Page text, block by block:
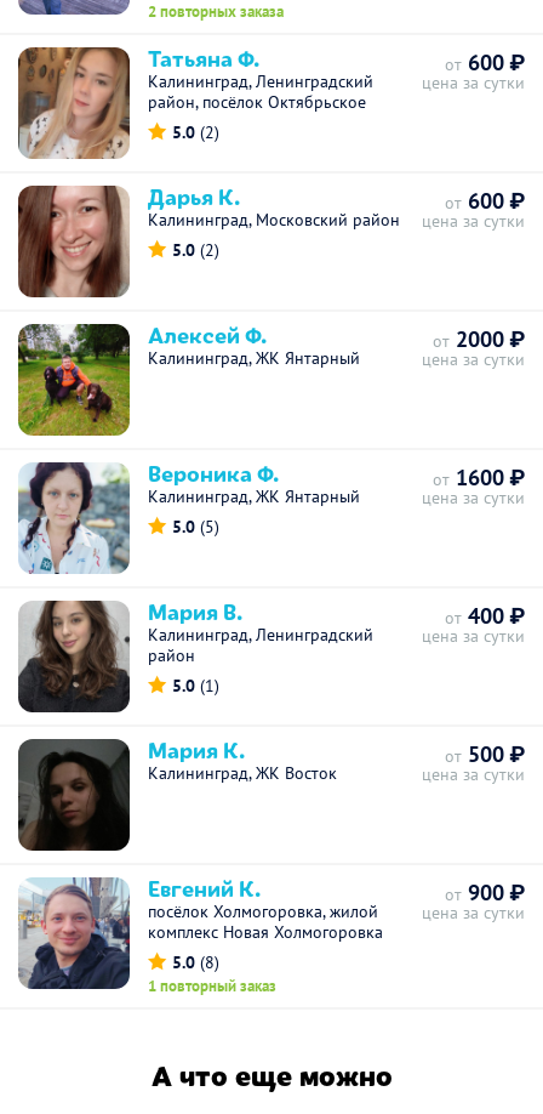
2 повторных заказа
Татьяна Ф.
Калининград, Ленинградский
район, посёлок Октябрьское
5.0 (2)
от 600 ₽
цена за сутки
Дарья К.
Калининград, Московский район
5.0 (2)
от 600 ₽
цена за сутки
Алексей Ф.
Калининград, ЖК Янтарный
от 2000 ₽
цена за сутки
Вероника Ф.
Калининград, ЖК Янтарный
5.0 (5)
от 1600 ₽
цена за сутки
Мария В.
Калининград, Ленинградский
район
5.0 (1)
от 400 ₽
цена за сутки
Мария К.
Калининград, ЖК Восток
от 500 ₽
цена за сутки
Евгений К.
посёлок Холмогоровка, жилой
комплекс Новая Холмогоровка
5.0 (8)
1 повторный заказ
от 900 ₽
цена за сутки
А что еще можно